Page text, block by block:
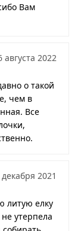
Вам
августа 2022
о такой
чем в
Все
2021
литую елку
утерпела